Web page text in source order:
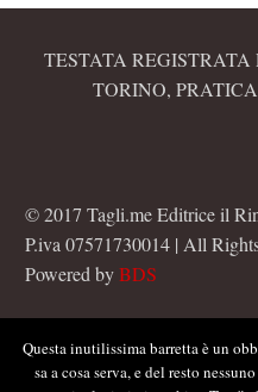
TESTATA
TORINO,
© 2017 Tagli.me Editrice il
P.iva 07571730014 | All
Powered byBDS
Questa inutilissima barretta è un
sa a cosa serva, e del resto